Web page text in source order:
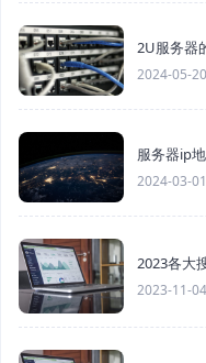
2U服务器
2024-05-20
服务器ip
2024-03-01
2023各大
2023-11-04